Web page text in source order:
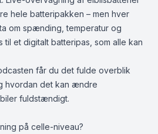
hele batteripakken – men hver
om spænding, temperatur og
til et digitalt batteripas, som alle kan
får du det fulde overblik
hvordan det kan ændre
fuldstændigt.
på celle-niveau?